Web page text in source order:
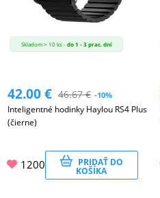
Skladom > 10 ks -do 1 - 3 prac. dní
42.00€ 46.67€ -10%
Inteligentné hodinky Haylou RS4 Plus
(čierne)
1200 PRIDAŤ DO
KOŠÍKA